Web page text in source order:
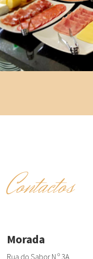
Contactos
Morada
Rua do Sabor N.º 3A